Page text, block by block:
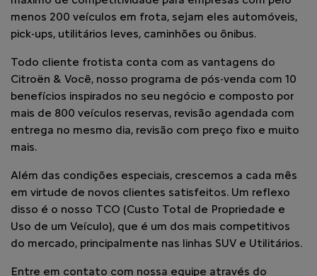
menos 200 veículos em frota, sejam eles automóveis,
pick-ups, utilitários leves, caminhões ou ônibus.
Todo cliente frotista conta com as vantagens do
Citroën & Você, nosso programa de pós-venda com 10
benefícios inspirados no seu negócio e composto por
mais de 800 veículos reservas, revisão agendada com
entrega no mesmo dia, revisão com preço fixo e muito
mais.
Além das condições especiais, crescemos a cada mês
em virtude de novos clientes satisfeitos. Um reflexo
disso é o nosso TCO (Custo Total de Propriedade e
Uso de um Veículo), que é um dos mais competitivos
do mercado, principalmente nas linhas SUV e Utilitários.
Entre em contato com nossa equipe através do